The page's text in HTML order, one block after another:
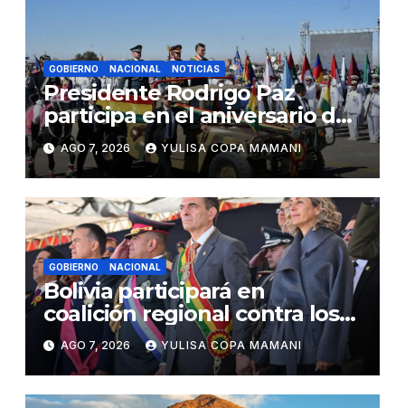
GOBIERNO NACIONAL NOTICIAS
Presidente Rodrigo Paz
participa en el aniversario de
las Fuerzas Armadas
AGO 7, 2026 YULISA COPA MAMANI
GOBIERNO NACIONAL
Bolivia participará en
coalición regional contra los
cárteles del narcotráfico
AGO 7, 2026 YULISA COPA MAMANI